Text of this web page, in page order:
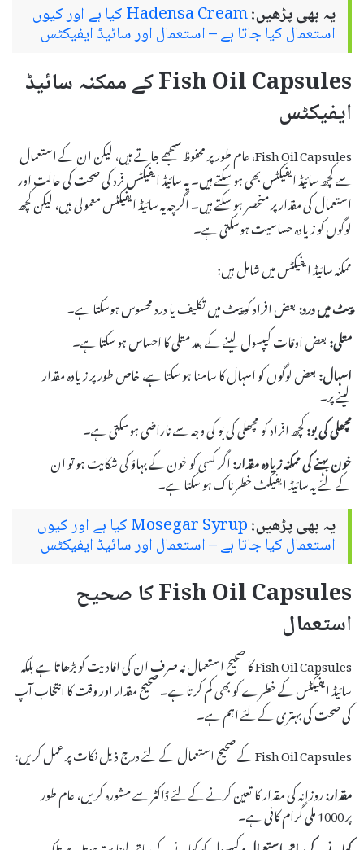
یہ بھی پڑھیں: Hadensa Cream کیا ہے اور کیوں
استعمال کیا جاتا ہے – استعمال اور سائیڈ ایفیکٹس
Fish Oil Capsules کے ممکنہ سائیڈ
ایفیکٹس
Fish Oil Capsules، عام طور پر محفوظ سمجھے جاتے ہیں، لیکن ان کے استعمال
سے کچھ سائیڈ ایفیکٹس بھی ہو سکتے ہیں۔ یہ سائیڈ ایفیکٹس فرد کی صحت کی حالت اور
استعمال کی مقدار پر منحصر ہو سکتے ہیں۔ اگرچہ یہ سائیڈ ایفیکٹس معمولی ہیں، لیکن کچھ
لوگوں کو زیادہ حساسیت ہوسکتی ہے۔
ممکنہ سائیڈ ایفیکٹس میں شامل ہیں:
پیٹ میں درد:بعض افراد کو پیٹ میں تکلیف یا درد محسوس ہوسکتا ہے۔
متلی:بعض اوقات کیپسول لینے کے بعد متلی کا احساس ہو سکتا ہے۔
اسہال:بعض لوگوں کو اسہال کا سامنا ہو سکتا ہے، خاص طور پر زیادہ مقدار
لینے پر۔
مچھلی کی بو:کچھ افراد کو مچھلی کی بو کی وجہ سے ناراضی ہوسکتی ہے۔
خون بہنے کی ممکنہ زیادہ مقدار:اگر کسی کو خون کے بہاؤ کی شکایت ہو تو ان
کے لئے یہ سائیڈ ایفیکٹ خطرناک ہو سکتا ہے۔
یہ بھی پڑھیں: Mosegar Syrup کیا ہے اور کیوں
استعمال کیا جاتا ہے – استعمال اور سائیڈ ایفیکٹس
Fish Oil Capsules کا صحیح
استعمال
Fish Oil Capsules کا صحیح استعمال نہ صرف ان کی افادیت کو بڑھاتا ہے بلکہ
سائیڈ ایفیکٹس کے خطرے کو بھی کم کرتا ہے۔ صحیح مقدار اور وقت کا انتخاب آپ
کی صحت کی بہتری کے لئے اہم ہے۔
Fish Oil Capsules کے صحیح استعمال کے لئے درج ذیل نکات پر عمل کریں:
مقدار:روزانہ کی مقدار کا تعین کرنے کے لئے ڈاکٹر سے مشورہ کریں، عام طور
پر 1000 ملی گرام کافی ہے۔